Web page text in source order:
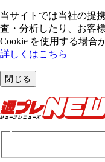
当サイトでは当社の提
査・分析したり、お客
Cookie を使⽤する場合
詳しくはこちら
閉じる